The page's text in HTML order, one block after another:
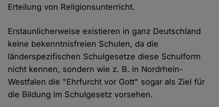
Erteilung von Religionsunterricht.
Erstaunlicherweise existieren in ganz Deutschland
keine bekenntnisfreien Schulen, da die
länderspezifischen Schulgesetze diese Schulform
nicht kennen, sondern wie z. B. in Nordrhein-
Westfalen die "Ehrfurcht vor Gott" sogar als Ziel für
die Bildung im Schulgesetz vorsehen.